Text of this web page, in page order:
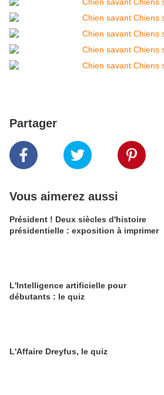
Partager
Vous aimerez aussi
Président ! Deux siècles d'histoire
présidentielle : exposition à imprimer
L'Intelligence artificielle pour
débutants : le quiz
L'Affaire Dreyfus, le quiz